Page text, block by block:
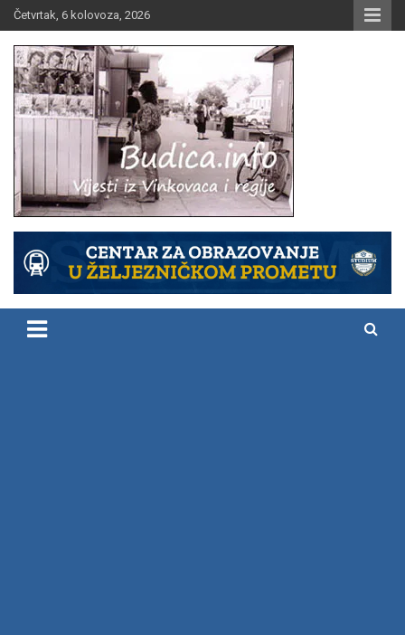
Skip
to
content
Četvrtak, 6 kolovoza, 2026
Budica.info